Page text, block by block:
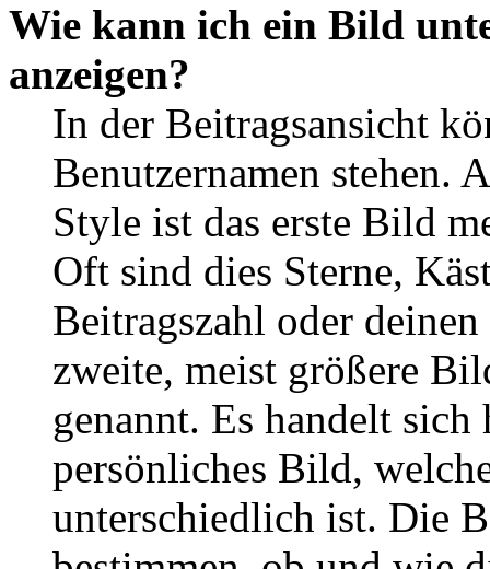
Wie kann ich ein Bild
anzeigen?
In der Beitragsansicht
Benutzernamen stehen.
Style ist das erste Bild
Oft sind dies Sterne,
Beitragszahl oder
zweite, meist größere
genannt. Es handelt
persönliches Bild,
unterschiedlich ist. Die